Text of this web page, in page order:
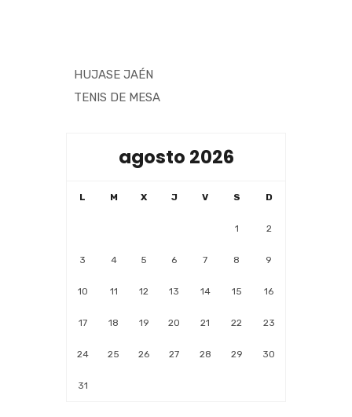
HUJASE JAÉN
TENIS DE MESA
agosto 2026
L M X J V S D
1 2
3 4 5 6 7 8 9
10 11 12 13 14 15 16
17 18 19 20 21 22 23
24 25 26 27 28 29 30
31